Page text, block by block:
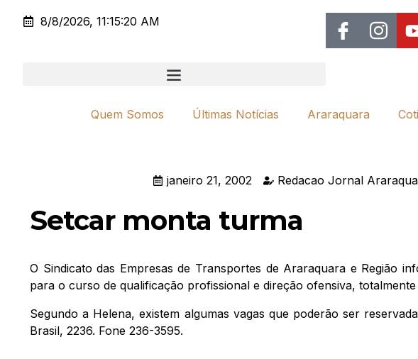
8/8/2026, 11:15:20 AM
Quem Somos Últimas Notícias Araraquara
janeiro 21, 2002 Redacao Jornal
Setcar monta turma
O Sindicato das Empresas de Transportes de Araraquara e Região
para o curso de qualificação profissional e direção ofensiva, totalmente
Segundo a Helena, existem algumas vagas que poderão ser
Brasil, 2236. Fone 236-3595.